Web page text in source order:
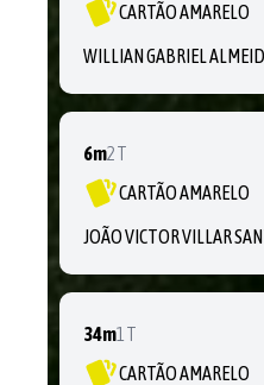
CARTÃO AMARELO
WILLIAN GABRIEL
6m2T
CARTÃO AMARELO
JOÃO VICTOR VILLAR
34m1T
CARTÃO AMARELO